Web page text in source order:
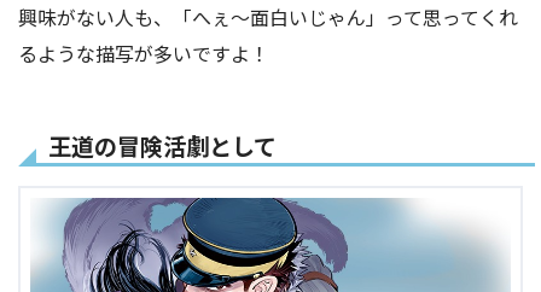
興味がない人も、「へぇ～面白いじゃん」って思ってくれ
るような描写が多いですよ！
王道の冒険活劇として